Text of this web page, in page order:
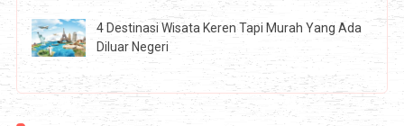
4 Destinasi Wisata Keren Tapi Murah Yang Ada
Diluar Negeri